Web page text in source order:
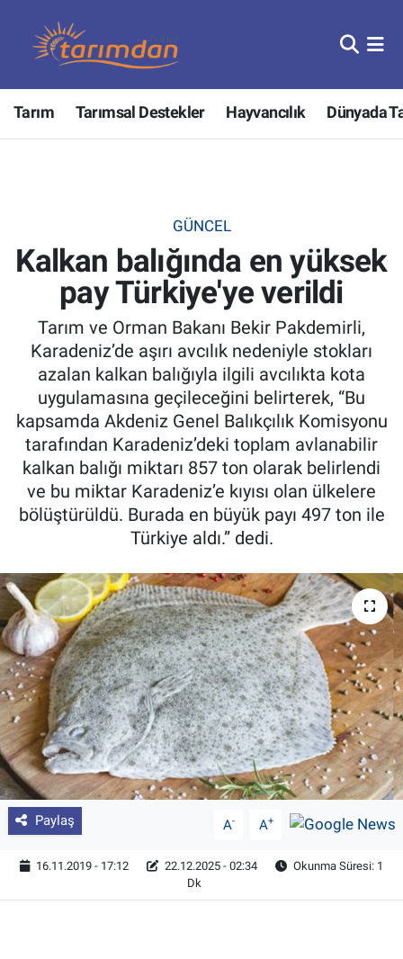
Tarım Tarımsal Destekler Hayvancılık Dünyada
GÜNCEL
Kalkan balığında en yüksek
pay Türkiye'ye verildi
Tarım ve Orman Bakanı Bekir Pakdemirli,
Karadeniz’de aşırı avcılık nedeniyle stokları
azalan kalkan balığıyla ilgili avcılıkta kota
uygulamasına geçileceğini belirterek, “Bu
kapsamda Akdeniz Genel Balıkçılık Komisyonu
tarafından Karadeniz’deki toplam avlanabilir
kalkan balığı miktarı 857 ton olarak belirlendi
ve bu miktar Karadeniz’e kıyısı olan ülkelere
bölüştürüldü. Burada en büyük payı 497 ton ile
Türkiye aldı.” dedi.
Paylaş A- A+
16.11.2019 - 17:12 22.12.2025 - 02:34
Okunma Süresi: 1
Dk
Tarım
Hayvancılık
Tarımsal Destekler
Tarım Bakanlığı
TZOB
Tarım Kredi Kooperatifleri
Pankobirlik
Et fiyatları
Tarım Bilgisi
Yetiştirici Soruyor
Dünyada Tarım
Üretici Birlikleri
Şeker ve Şekerli Mamüller
Tahıllar ve Baklagiller
Tohum
Nöbetçi Eczaneler
Hava Durumu
Tüm Manşetler
Son Dakika Haberleri
Haber Arşivi